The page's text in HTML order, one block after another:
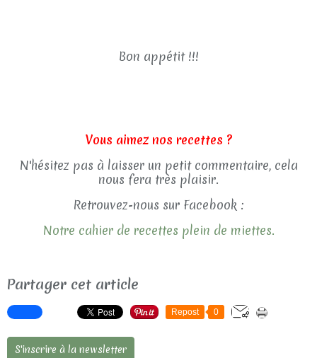
Bon appétit !!!
Vous aimez nos recettes ?
N'hésitez pas à laisser un petit commentaire, cela
nous fera très plaisir.
Retrouvez-nous sur Facebook :
Notre cahier de recettes plein de miettes.
Partager cet article
Repost 0
S'inscrire à la newsletter